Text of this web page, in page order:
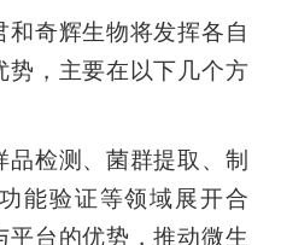
奇辉生物将发挥各自
势，主要在以下几个方
检测、菌群提取、制
能验证等领域展开合
台的优势，推动微生